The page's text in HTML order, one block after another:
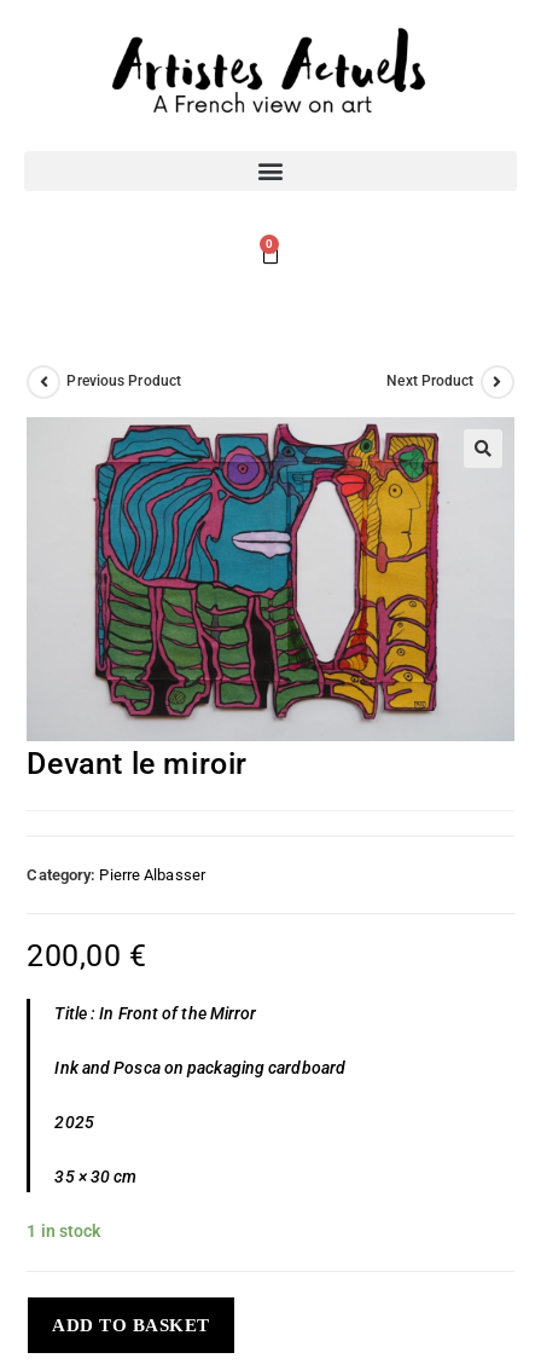
0
Previous Product Next Product
Devant le miroir
Category: Pierre Albasser
200,00 €
Title : In Front of the Mirror
Ink and Posca on packaging cardboard
2025
35 × 30 cm
1 in stock
ADD TO BASKET